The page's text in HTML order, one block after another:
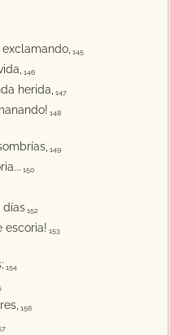
exclamando, 145
146
herida, 147
148
149
150
días 152
escoria! 153
154
156